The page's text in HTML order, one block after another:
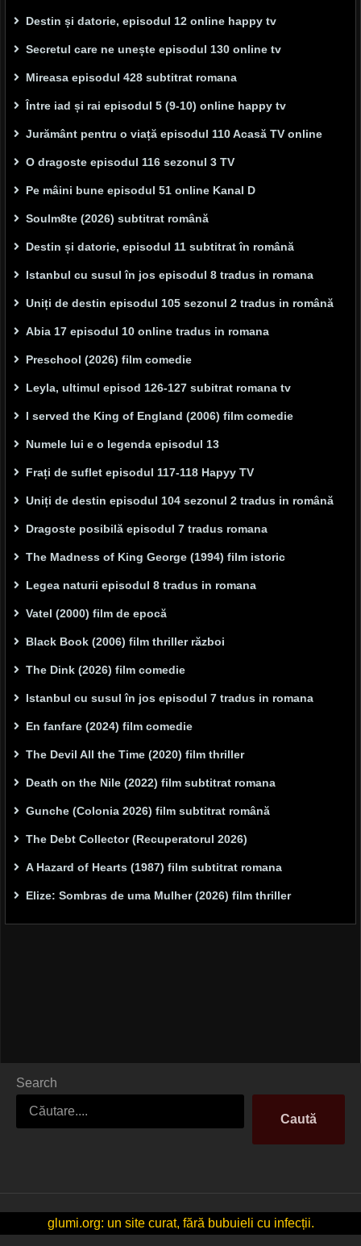
Destin și datorie, episodul 12 online happy tv
Secretul care ne unește episodul 130 online tv
Mireasa episodul 428 subtitrat romana
Între iad și rai episodul 5 (9-10) online happy tv
Jurământ pentru o viață episodul 110 Acasă TV online
O dragoste episodul 116 sezonul 3 TV
Pe mâini bune episodul 51 online Kanal D
Soulm8te (2026) subtitrat română
Destin și datorie, episodul 11 subtitrat în română
Istanbul cu susul în jos episodul 8 tradus in romana
Uniți de destin episodul 105 sezonul 2 tradus in română
Abia 17 episodul 10 online tradus in romana
Preschool (2026) film comedie
Leyla, ultimul episod 126-127 subitrat romana tv
I served the King of England (2006) film comedie
Numele lui e o legenda episodul 13
Frați de suflet episodul 117-118 Hapyy TV
Uniți de destin episodul 104 sezonul 2 tradus in română
Dragoste posibilă episodul 7 tradus romana
The Madness of King George (1994) film istoric
Legea naturii episodul 8 tradus in romana
Vatel (2000) film de epocă
Black Book (2006) film thriller război
The Dink (2026) film comedie
Istanbul cu susul în jos episodul 7 tradus in romana
En fanfare (2024) film comedie
The Devil All the Time (2020) film thriller
Death on the Nile (2022) film subtitrat romana
Gunche (Colonia 2026) film subtitrat română
The Debt Collector (Recuperatorul 2026)
A Hazard of Hearts (1987) film subtitrat romana
Elize: Sombras de uma Mulher (2026) film thriller
Search
Caută
glumi.org: un site curat, fără bubuieli cu infecții.